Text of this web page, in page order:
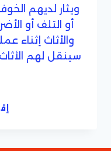
ويثار لديهم
أو التلف أو
والأثاث إثناء
سينقل لهم